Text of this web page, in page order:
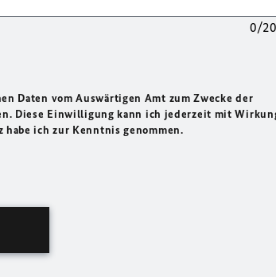
0/
Daten vom Auswärtigen Amt zum Zwecke der
Diese Einwilligung kann ich jederzeit mit
ich zur Kenntnis genommen.